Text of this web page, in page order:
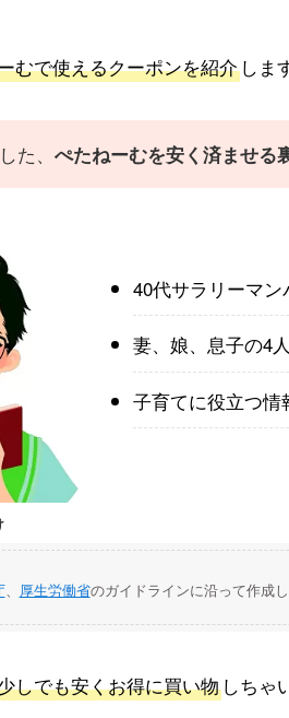
むで使えるクーポンを紹介 しま
た、ぺたねーむを安く済ませる
40代サラリーマン
妻、娘、息子の4
子育てに役立つ情
、 厚生労働省のガイドラインに沿って作成し
しでも安くお得に買い物しちゃ